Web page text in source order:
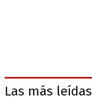
Las más leídas